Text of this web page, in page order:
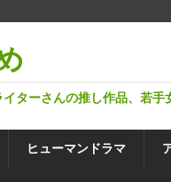
イターさんの推し作品、若
ヒューマンドラマ